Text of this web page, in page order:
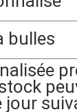
bulles
jour